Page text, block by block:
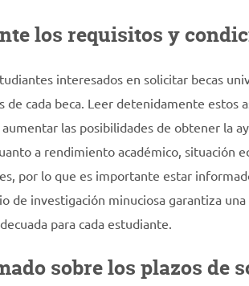
los requisitos y
interesados en solicitar becas
de cada beca. Leer detenidamente estos
las posibilidades de obtener la
a rendimiento académico, situación
por lo que es importante estar
de investigación minuciosa garantiza
para cada estudiante.
sobre los plazos de